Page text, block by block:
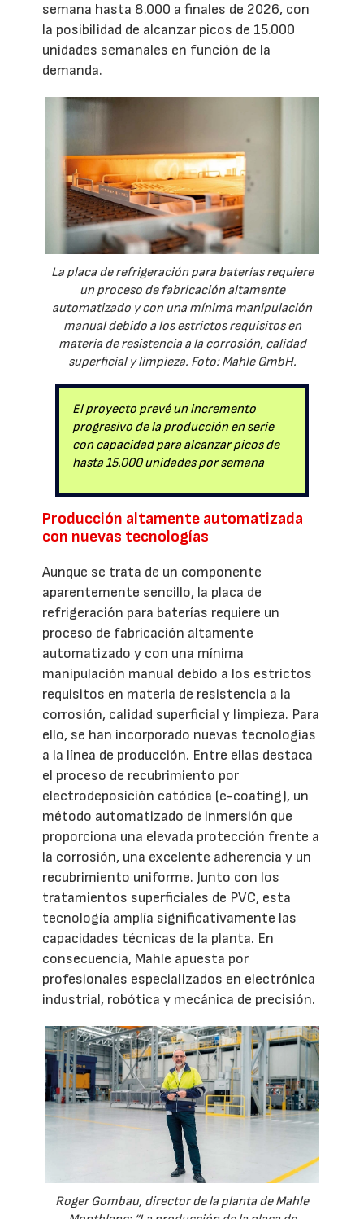
semana hasta 8.000 a finales de 2026, con
la posibilidad de alcanzar picos de 15.000
unidades semanales en función de la
demanda.
La placa de refrigeración para baterías requiere
un proceso de fabricación altamente
automatizado y con una mínima manipulación
manual debido a los estrictos requisitos en
materia de resistencia a la corrosión, calidad
superficial y limpieza. Foto: Mahle GmbH.
El proyecto prevé un incremento
progresivo de la producción en serie
con capacidad para alcanzar picos de
hasta 15.000 unidades por semana
Producción altamente automatizada
con nuevas tecnologías
Aunque se trata de un componente
aparentemente sencillo, la placa de
refrigeración para baterías requiere un
proceso de fabricación altamente
automatizado y con una mínima
manipulación manual debido a los estrictos
requisitos en materia de resistencia a la
corrosión, calidad superficial y limpieza. Para
ello, se han incorporado nuevas tecnologías
a la línea de producción. Entre ellas destaca
el proceso de recubrimiento por
electrodeposición catódica (e-coating), un
método automatizado de inmersión que
proporciona una elevada protección frente a
la corrosión, una excelente adherencia y un
recubrimiento uniforme. Junto con los
tratamientos superficiales de PVC, esta
tecnología amplía significativamente las
capacidades técnicas de la planta. En
consecuencia, Mahle apuesta por
profesionales especializados en electrónica
industrial, robótica y mecánica de precisión.
Roger Gombau, director de la planta de Mahle